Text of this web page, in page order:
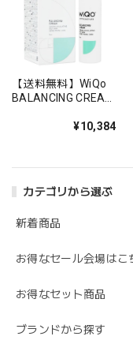
カテゴリから選ぶ
新着商品
お得なセール会場はこ
お得なセット商品
ブランドから探す
【送料無料】WiQo
BALANCING CREAM
ンシングクリーム）
¥10,384